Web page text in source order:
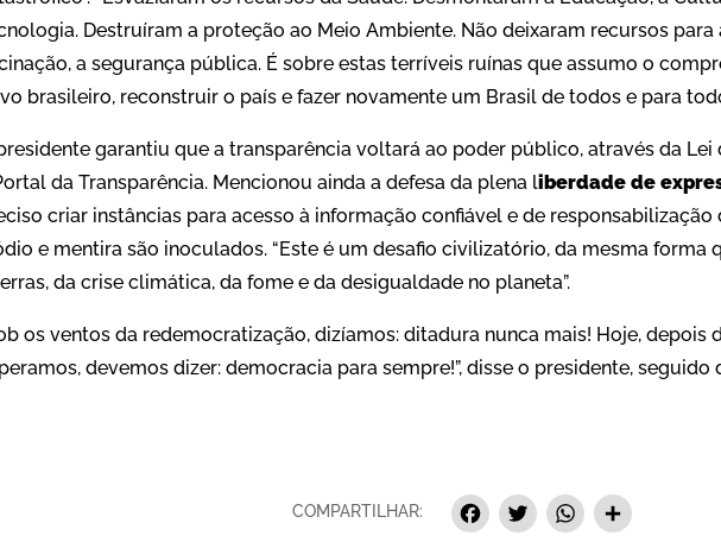
Destruíram a proteção ao Meio Ambiente. Não deixaram recursos para
a segurança pública. É sobre estas terríveis ruínas que assumo o
brasileiro, reconstruir o país e fazer novamente um Brasil de todos e para
garantiu que a transparência voltará ao poder público, através da Lei
da Transparência. Mencionou ainda a defesa da plena liberdade de
criar instâncias para acesso à informação confiável e de
e mentira são inoculados. “Este é um desafio civilizatório, da mesma forma
da crise climática, da fome e da desigualdade no planeta”.
os ventos da redemocratização, dizíamos: ditadura nunca mais! Hoje, depois
devemos dizer: democracia para sempre!”, disse o presidente, seguido
COMPARTILHAR: Facebook
Twitter